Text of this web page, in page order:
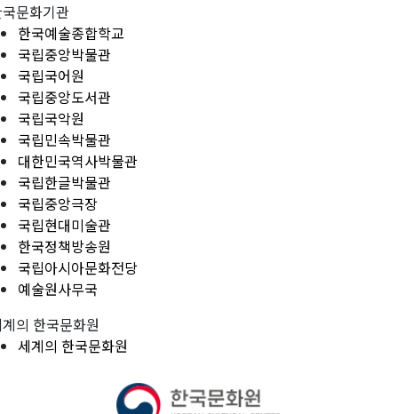
문화기관
한국예술종합학교
국립중앙박물관
국립국어원
국립중앙도서관
국립국악원
국립민속박물관
대한민국역사박물관
국립한글박물관
국립중앙극장
국립현대미술관
한국정책방송원
국립아시아문화전당
예술원사무국
의 한국문화원
세계의 한국문화원